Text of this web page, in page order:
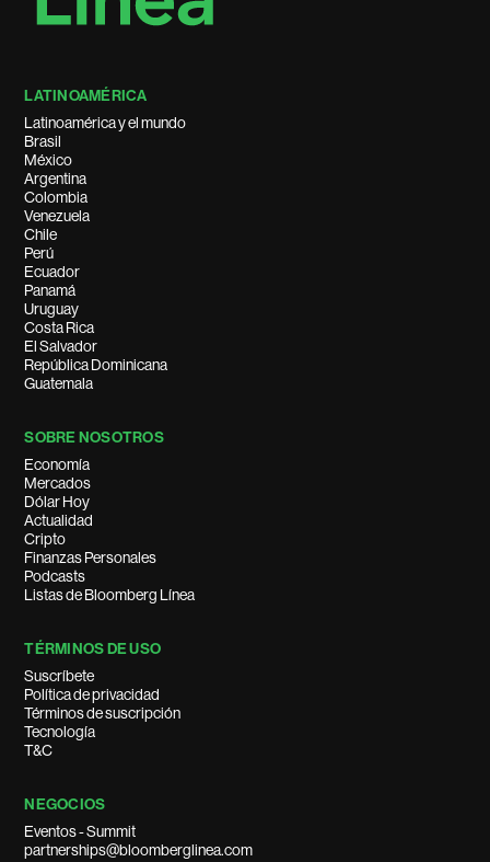
LATINOAMÉRICA
Latinoamérica y el mundo
Brasil
México
Argentina
Colombia
Venezuela
Chile
Perú
Ecuador
Panamá
Uruguay
Costa Rica
El Salvador
República Dominicana
Guatemala
SOBRE NOSOTROS
Economía
Mercados
Dólar Hoy
Actualidad
Cripto
Finanzas Personales
Podcasts
Listas de Bloomberg Línea
TÉRMINOS DE USO
Suscríbete
Política de privacidad
Términos de suscripción
Tecnología
T&C
NEGOCIOS
Eventos - Summit
partnerships@bloomberglinea.com